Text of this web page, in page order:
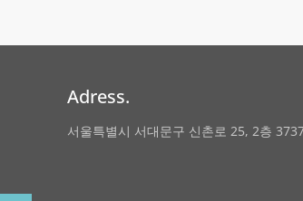
Adress.
서울특별시 서대문구 신촌로 25, 2층